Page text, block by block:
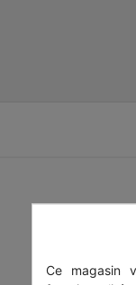
Ce magasin